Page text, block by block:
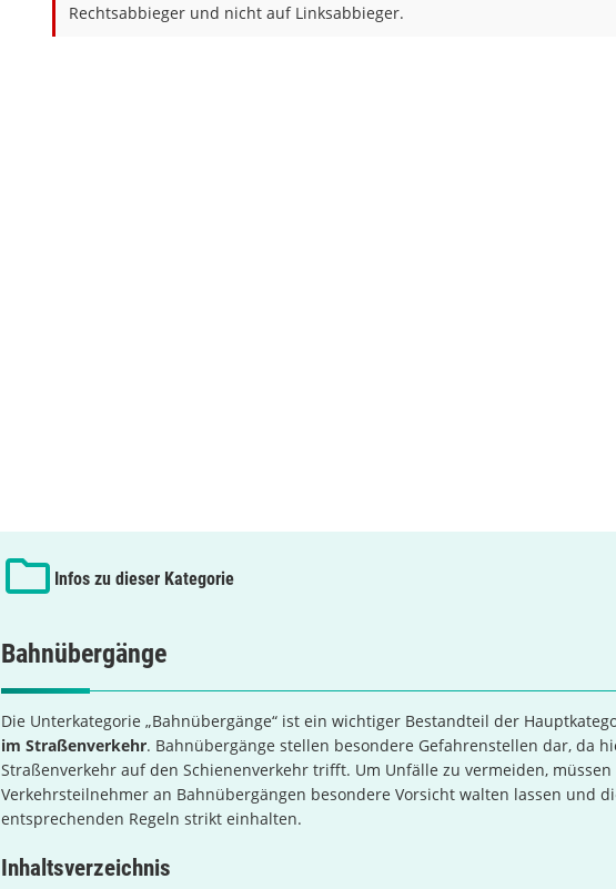
Rechtsabbieger und nicht auf Linksabbieger.
Infos zu dieser Kategorie
Bahnübergänge
Die Unterkategorie „Bahnübergänge“ ist ein wichtiger Bestandteil der
im Straßenverkehr. Bahnübergänge stellen besondere Gefahrenstellen dar, da
Straßenverkehr auf den Schienenverkehr trifft. Um Unfälle zu vermeiden, müssen
Verkehrsteilnehmer an Bahnübergängen besondere Vorsicht walten lassen und
entsprechenden Regeln strikt einhalten.
Inhaltsverzeichnis